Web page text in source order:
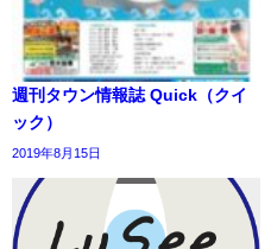
週刊タウン情報誌 Quick（クイ
ック）
2019年8月15日